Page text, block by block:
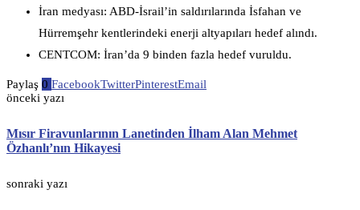
İran medyası: ABD-İsrail’in saldırılarında İsfahan ve
Hürremşehr kentlerindeki enerji altyapıları hedef alındı.
CENTCOM: İran’da 9 binden fazla hedef vuruldu.
Paylaş 0 FacebookTwitterPinterestEmail
önceki yazı
Mısır Firavunlarının Lanetinden İlham Alan Mehmet
Özhanlı’nın Hikayesi
sonraki yazı